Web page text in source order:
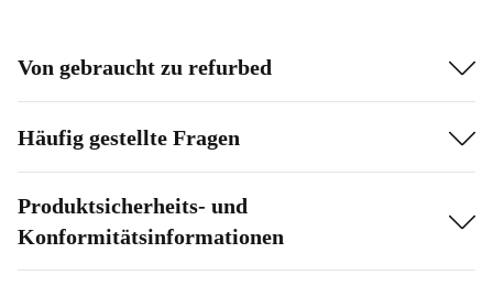
Von gebraucht zu refurbed
Häufig gestellte Fragen
Produktsicherheits- und
Konformitätsinformationen